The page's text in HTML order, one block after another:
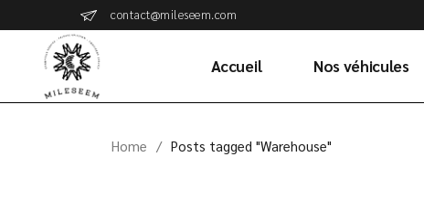
content
contact@mileseem.com
Accueil Nos véhicules
Home Posts tagged "Warehouse"